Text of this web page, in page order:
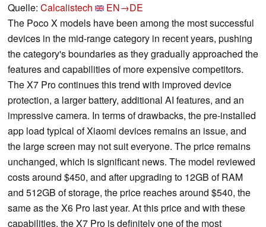
Quelle: Calcalistech
EN→DE
The Poco X models have been among the most successful
devices in the mid-range category in recent years, pushing
the category's boundaries as they gradually approached the
features and capabilities of more expensive competitors.
The X7 Pro continues this trend with improved device
protection, a larger battery, additional AI features, and an
impressive camera. In terms of drawbacks, the pre-installed
app load typical of Xiaomi devices remains an issue, and
the large screen may not suit everyone. The price remains
unchanged, which is significant news. The model reviewed
costs around $450, and after upgrading to 12GB of RAM
and 512GB of storage, the price reaches around $540, the
same as the X6 Pro last year. At this price and with these
capabilities, the X7 Pro is definitely one of the most